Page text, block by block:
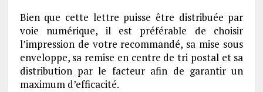
Bien que cette lettre puisse être distribuée par
voie numérique, il est préférable de choisir
l’impression de votre recommandé, sa mise sous
enveloppe, sa remise en centre de tri postal et sa
distribution par le facteur afin de garantir un
maximum d’efficacité.